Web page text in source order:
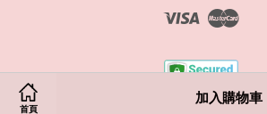
首頁
加入購物車
Visa Master